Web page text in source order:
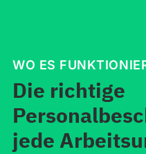
WO ES
Die richtige
jede